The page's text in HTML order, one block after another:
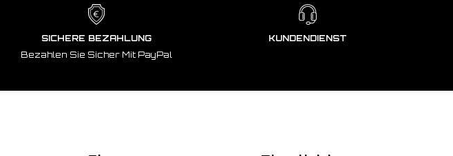
SICHERE BEZAHLUNG
Bezahlen Sie Sicher Mit PayPal
KUNDENDIENST